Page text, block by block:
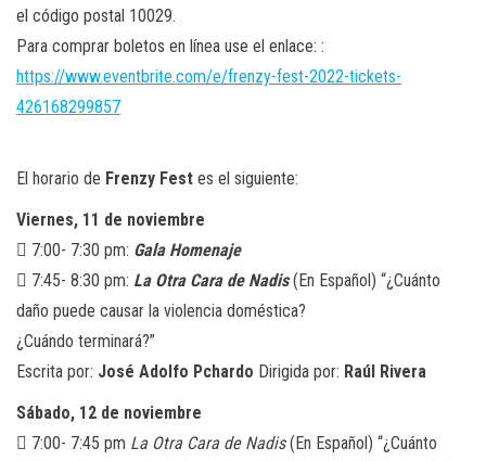
el código postal 10029.
Para comprar boletos en línea use el enlace: :
https://www.eventbrite.com/e/frenzy-fest-2022-tickets-
426168299857
El horario de Frenzy Fest es el siguiente:
Viernes, 11 de noviembre
 7:00- 7:30 pm: Gala Homenaje
 7:45- 8:30 pm: La Otra Cara de Nadis(En Español) “¿Cuánto
daño puede causar la violencia doméstica?
¿Cuándo terminará?”
Escrita por: José Adolfo Pchardo Dirigida por: Raúl Rivera
Sábado, 12 de noviembre
 7:00- 7:45 pm La Otra Cara de Nadis(En Español) “¿Cuánto